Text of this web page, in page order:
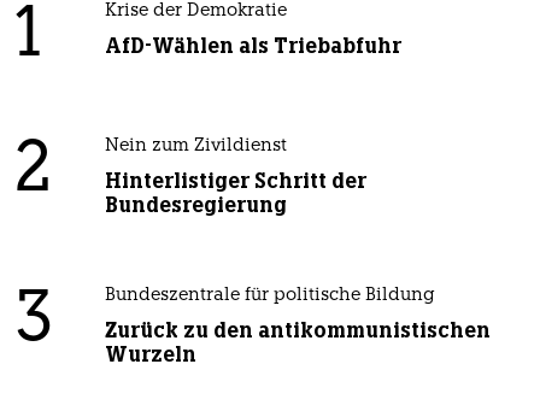
1 Krise der Demokratie
AfD-Wählen als Triebabfuhr
2 Nein zum Zivildienst
Hinterlistiger Schritt der
Bundesregierung
3 Bundeszentrale für politische Bildung
Zurück zu den antikommunistischen
Wurzeln